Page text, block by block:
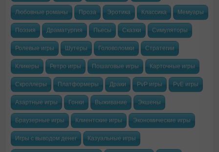
Любовные романы Проза Эротика Классика Мемуары
Поэзия Драматургия Пьесы Сказки Симуляторы
Ролевые игры Шутеры Головоломки Стратегии
Кликеры Ретро игры Пошаговые игры Карточные игры
Скроллеры Платформеры Драки PvP игры PvE игры
Азартные игры Гонки Выживание Экшены
Браузерные игры Клиентские игры Экономические игры
Игры с выводом денег Казуальные игры